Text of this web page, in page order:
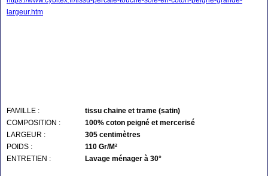
largeur.htm
FAMILLE :
tissu chaine et trame (satin)
COMPOSITION :
100% coton peigné et mercerisé
LARGEUR :
305 centimètres
POIDS :
110 Gr/M²
ENTRETIEN :
Lavage ménager à 30°